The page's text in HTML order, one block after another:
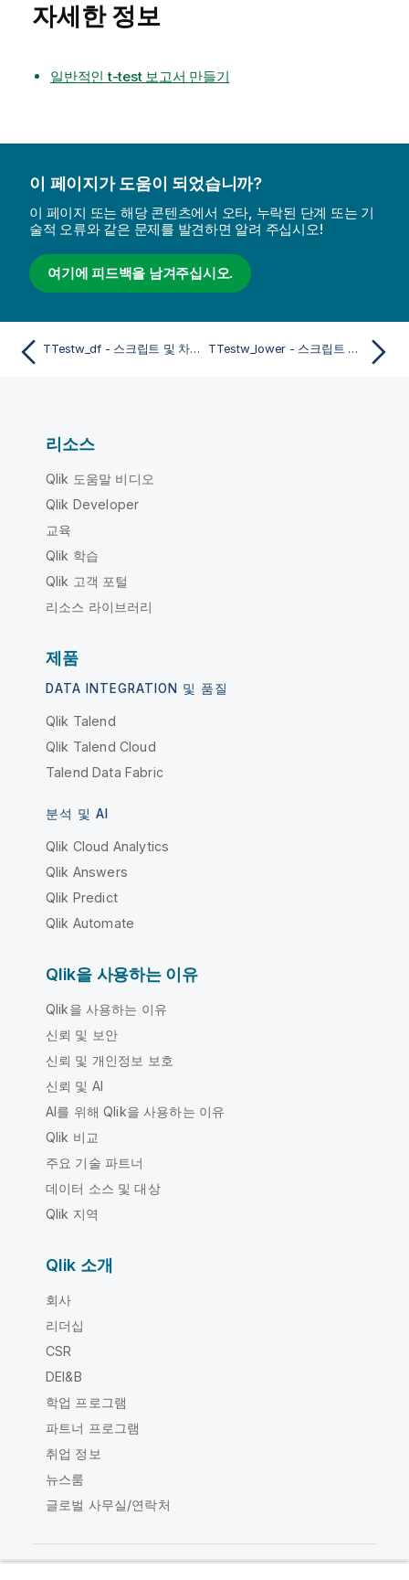
자세한 정보
일반적인 t-test 보고서 만들기
이 페이지가 도움이 되었습니까?
이 페이지 또는 해당 콘텐츠에서 오타, 누락된 단계 또는 기
술적 오류와 같은 문제를 발견하면 알려 주십시오!
여기에 피드백을 남겨주십시오.
TTestw_df - 스크립트 및 차트 함수 TTestw_lower - 스크립트 및 차트 함수
리소스
Qlik 도움말 비디오
Qlik Developer
교육
Qlik 학습
Qlik 고객 포털
리소스 라이브러리
제품
DATA INTEGRATION 및 품질
Qlik Talend
Qlik Talend Cloud
Talend Data Fabric
분석 및 AI
Qlik Cloud Analytics
Qlik Answers
Qlik Predict
Qlik Automate
Qlik을 사용하는 이유
Qlik을 사용하는 이유
신뢰 및 보안
신뢰 및 개인정보 보호
신뢰 및 AI
AI를 위해 Qlik을 사용하는 이유
Qlik 비교
주요 기술 파트너
데이터 소스 및 대상
Qlik 지역
Qlik 소개
회사
리더십
CSR
DEI&B
학업 프로그램
파트너 프로그램
취업 정보
뉴스룸
글로벌 사무실/연락처